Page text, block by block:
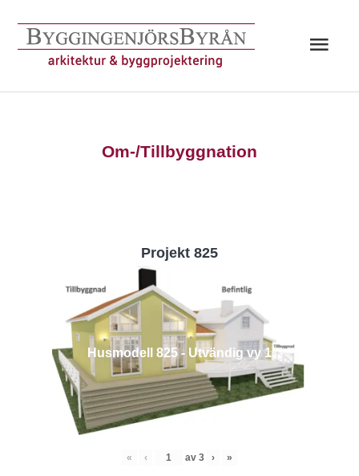
innehåll
Om-/Tillbyggnation
Projekt 825
Husmodell 825 - Utvändig vy 1
« ‹ av 3 › »